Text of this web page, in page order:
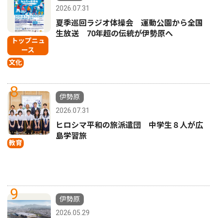
トップニュ
ース
文化
2026.07.31
夏季巡回ラジオ体操会 運動公園から全国
生放送 70年超の伝統が伊勢原へ
8
教育
伊勢原
2026.07.31
ヒロシマ平和の旅派遣団 中学生８人が広
島学習旅
9
伊勢原
2026.05.29